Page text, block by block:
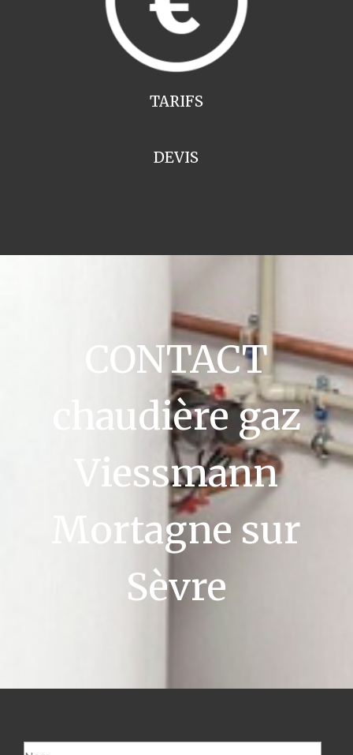
TARIFS
DEVIS
CONTACT
chaudière gaz
Viessmann
Mortagne sur
Sèvre